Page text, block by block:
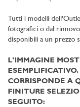
Tutti i modelli
fotografici o dal
disponibili a un prezzo
L'IMMAGINE
CORRISPONDE A
FINITURE
SEGUITO: